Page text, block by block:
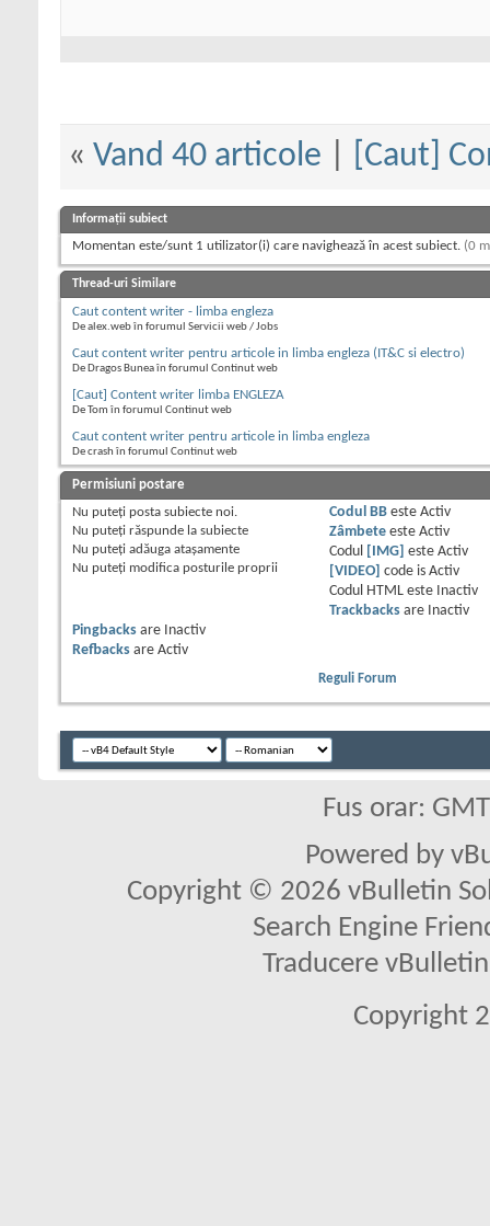
« Vand 40 articole [Caut]
Informații subiect
Momentan este/sunt 1 utilizator(i) care navighează în acest subiect. (0
Thread-uri Similare
Caut content writer - limba engleza
De alex.web în forumul Servicii web / Jobs
Caut content writer pentru articole in limba engleza (IT&C si electro)
De Dragos Bunea în forumul Continut web
[Caut] Content writer limba ENGLEZA
De Tom în forumul Continut web
Caut content writer pentru articole in limba engleza
De crash în forumul Continut web
Permisiuni postare
Nu puteţi posta subiecte noi.
Nu puteţi răspunde la subiecte
Nu puteţi adăuga ataşamente
Nu puteţi modifica posturile proprii
Codul BBeste Activ
Zâmbeteeste Activ
Codul
[IMG] este Activ
[VIDEO]
code is Activ
Codul HTML este
Inactiv
Trackbacksare
Inactiv
Pingbacks are
Inactiv
Refbacks are Activ
Reguli Forum
Fus orar:
Powered by
Copyright © 2026 vBulletin
Search Engine
Traducere
Copyright